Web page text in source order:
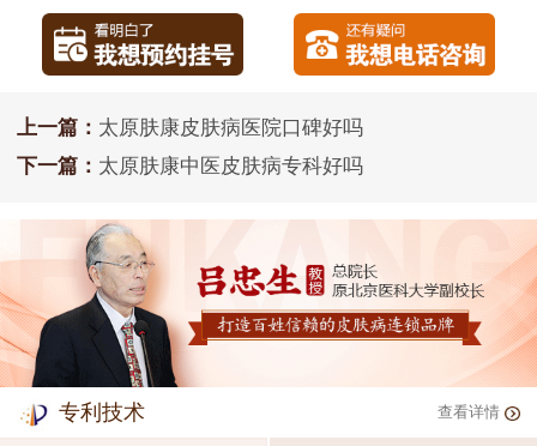
上一篇： 太原肤康皮肤病医院口碑好吗
下一篇： 太原肤康中医皮肤病专科好吗
专利技术 查看详情